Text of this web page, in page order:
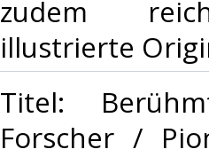
zudem
illustrierte
‎Titel:
Forscher /